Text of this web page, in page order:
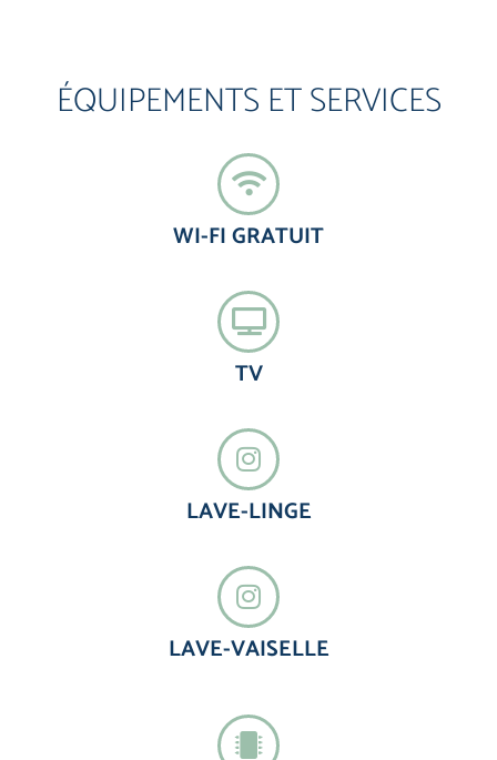
ÉQUIPEMENTS ET SERVICES
WI-FI GRATUIT
TV
LAVE-LINGE
LAVE-VAISELLE